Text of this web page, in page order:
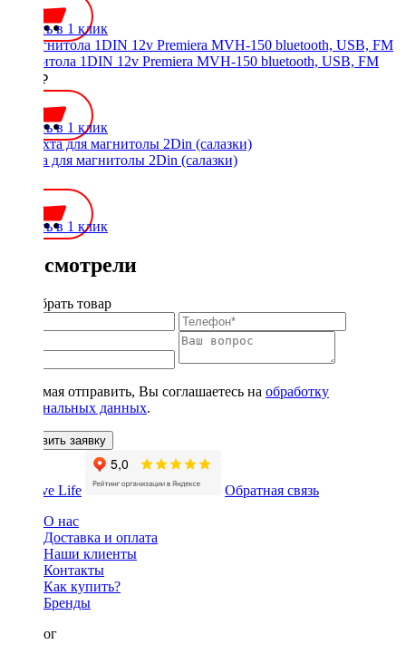
Купить в 1 клик
Магнитола 1DIN 12v Premiera MVH-150 bluetooth, USB, FM
2500 ₽
Купить в 1 клик
Шахта для магнитолы 2Din (салазки)
Купить в 1 клик
Вы смотрели
Подобрать товар
Нажимая отправить, Вы соглашаетесь на обработку
персональных данных.
Оставить заявку
Обратная связь
О нас
Доставка и оплата
Наши клиенты
Контакты
Как купить?
Бренды
Каталог